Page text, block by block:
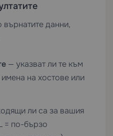
данни,
— указват ли те към
на хостове или
ли са за вашия
= по-бързо